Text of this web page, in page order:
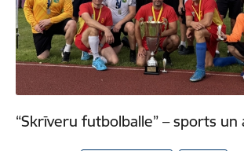
“Skrīveru futbolballe” – sports un